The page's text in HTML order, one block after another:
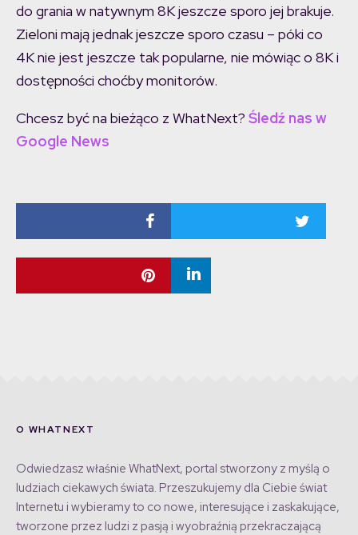
do grania w natywnym 8K jeszcze sporo jej brakuje.
Zieloni mają jednak jeszcze sporo czasu – póki co
4K nie jest jeszcze tak popularne, nie mówiąc o 8K i
dostępności choćby monitorów.
Chcesz być na bieżąco z WhatNext? Śledź nas w
Google News
O WHATNEXT
Odwiedzasz właśnie WhatNext, portal stworzony z myślą o
ludziach ciekawych świata. Przeszukujemy dla Ciebie świat
Internetu i wybieramy to co nowe, interesujące i zaskakujące,
tworzone przez ludzi z pasją i wyobraźnią przekraczającą